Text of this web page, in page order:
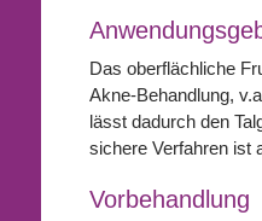
Das oberflächliche
Akne-Behandlung,
lässt dadurch den
sichere Verfahren ist
Vorbehandlung